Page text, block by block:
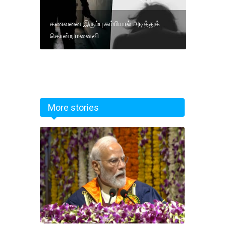
கணவனை இரும்பு கம்பியால் அடித்துக்
கொன்ற மனைவி
More stories